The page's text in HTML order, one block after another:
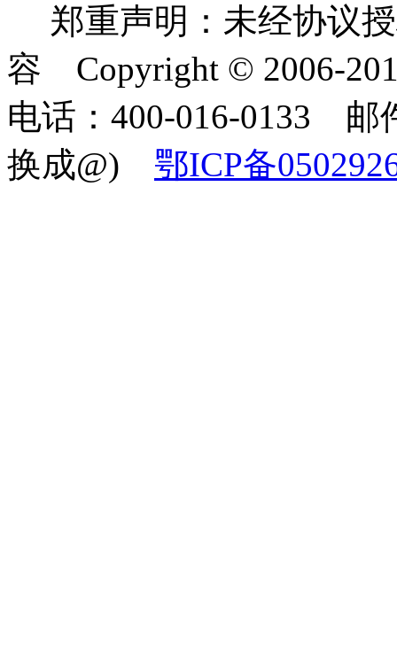
郑重声明：未经协议
容 Copyright © 2006-
电话：400-016-0133 邮
换成@) 鄂ICP备